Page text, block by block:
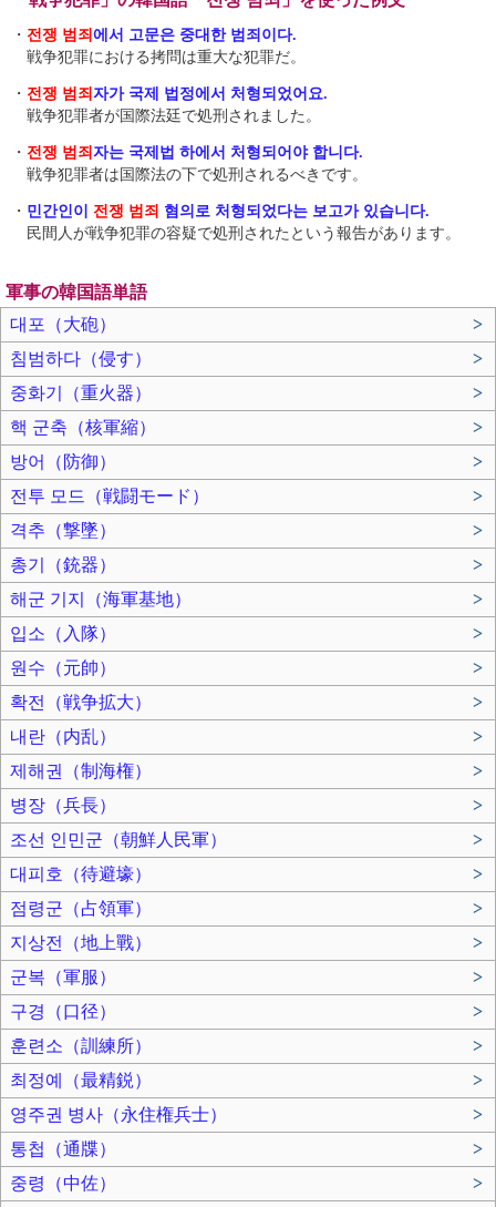
・ 전쟁 범죄 에서 고문은 중대한 범죄이다.
戦争犯罪における拷問は重大な犯罪だ。
・ 전쟁 범죄 자가 국제 법정에서 처형되었어요.
戦争犯罪者が国際法廷で処刑されました。
・ 전쟁 범죄 자는 국제법 하에서 처형되어야 합니다.
戦争犯罪者は国際法の下で処刑されるべきです。
・ 민간인이 전쟁 범죄 혐의로 처형되었다는 보고가 있습니다.
民間人が戦争犯罪の容疑で処刑されたという報告があります。
軍事の韓国語単語
대포（大砲）
>
침범하다（侵す）
>
중화기（重火器）
>
핵 군축（核軍縮）
>
방어（防御）
>
전투 모드（戦闘モード）
>
격추（撃墜）
>
총기（銃器）
>
해군 기지（海軍基地）
>
입소（入隊）
>
원수（元帥）
>
확전（戦争拡大）
>
내란（内乱）
>
제해권（制海権）
>
병장（兵長）
>
조선 인민군（朝鮮人民軍）
>
대피호（待避壕）
>
점령군（占領軍）
>
지상전（地上戰）
>
군복（軍服）
>
구경（口径）
>
훈련소（訓練所）
>
최정예（最精鋭）
>
영주권 병사（永住権兵士）
>
통첩（通牒）
>
중령（中佐）
>